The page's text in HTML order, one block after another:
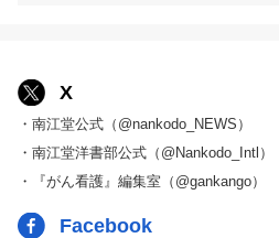
X
・南江堂公式（@nankodo_NEWS）
・南江堂洋書部公式（@Nankodo_Intl）
・『がん看護』編集室（@gankango）
Facebook